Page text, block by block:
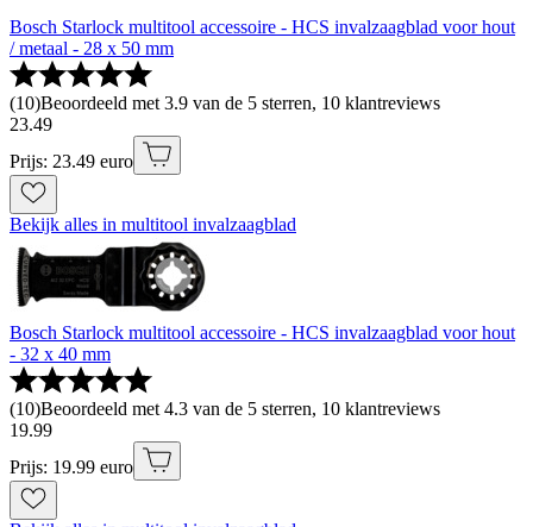
Bosch Starlock multitool accessoire - HCS invalzaagblad voor hout
/ metaal - 28 x 50 mm
(10)Beoordeeld met 3.9 van de 5 sterren, 10 klantreviews
23.49
Prijs: 23.49 euro
Bekijk alles in multitool invalzaagblad
Bosch Starlock multitool accessoire - HCS invalzaagblad voor hout
- 32 x 40 mm
(10)Beoordeeld met 4.3 van de 5 sterren, 10 klantreviews
19.99
Prijs: 19.99 euro